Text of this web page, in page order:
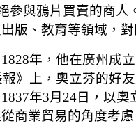
參與鴉片買賣的商
版、教育等領域，
年，他在廣州成
》上，奧立芬的好
年3月24日，以
商業貿易的角度考